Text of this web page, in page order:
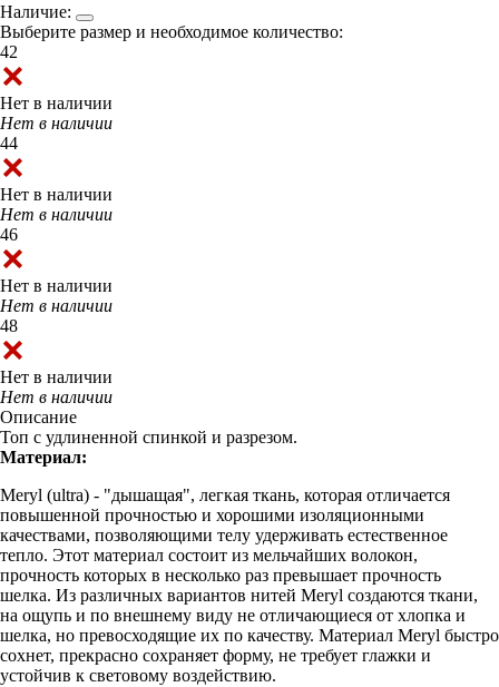
Наличие:
Выберите размер и необходимое количество:
42
Нет в наличии
Нет в наличии
44
Нет в наличии
Нет в наличии
46
Нет в наличии
Нет в наличии
48
Нет в наличии
Нет в наличии
Описание
Топ с удлиненной спинкой и разрезом.
Материал:
Meryl (ultra) - "дышащая", легкая ткань, которая отличается
повышенной прочностью и хорошими изоляционными
качествами, позволяющими телу удерживать естественное
тепло. Этот материал состоит из мельчайших волокон,
прочность которых в несколько раз превышает прочность
шелка. Из различных вариантов нитей Meryl создаются ткани,
на ощупь и по внешнему виду не отличающиеся от хлопка и
шелка, но превосходящие их по качеству. Материал Meryl быстро
сохнет, прекрасно сохраняет форму, не требует глажки и
устойчив к световому воздействию.